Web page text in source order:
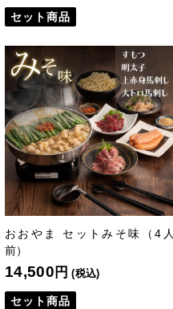
セット商品
おおやま セットみそ味（4人
前）
14,500 円 (税込)
セット商品